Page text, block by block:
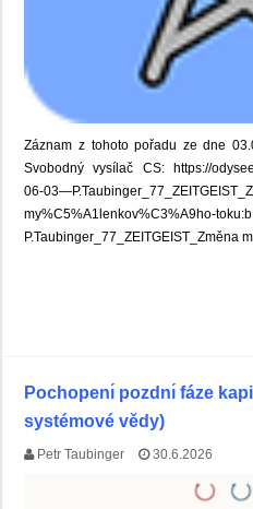
Záznam z tohoto pořadu ze dne
Svobodný vysílač CS: https://
06-
P.Taubinger_77_ZEITGEIST_Změna
Pochopenı́ pozdnı́ fáze
systémové vědy)
Petr Taubinger 30.6.2026